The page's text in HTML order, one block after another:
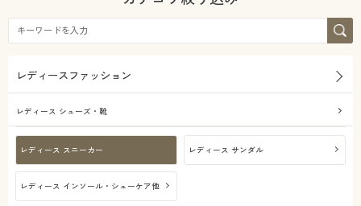
会員メニュー
閲覧履歴
お気に入り
サポート
年代
冬
解除する
閉じる
レディースファッション
レディース シューズ・靴
レディース スニーカー レディース サンダル
レディース インソール・シューケア他